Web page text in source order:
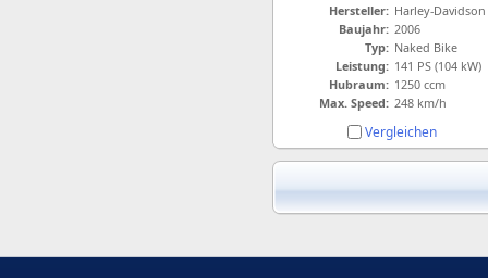
Hersteller: Harley-Davidson
Baujahr: 2006
Typ: Naked Bike
Leistung: 141 PS (104 kW)
Hubraum: 1250 ccm
Max. Speed: 248 km/h
Vergleichen